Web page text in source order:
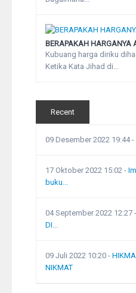
BERAPAKAH HARGANYA
Kubuang harga diriku
Ketika Kata Jihad di...
Recent
09 Desember 2022 19:44-
17 Oktober 2022 15:02 -
buku...
04 September 2022 12:27 -
DI...
09 Juli 2022 10:20 -
NIKMAT